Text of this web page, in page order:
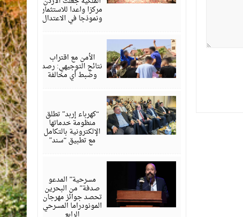
مركزا واعدا للاستثمار
ونموذجا في الاعتدال
الأمن مع اقتراب
نتائج التوجيهي: رصد
وضبط أي مخالفة
أغسطس
2026
“كهرباء إربد” تطلق
منظومة خدماتها
الإلكترونية بالتكامل
مع تطبيق “سند”
أغسطس
2026
مسرحية” المدعو
صدفة” من البحرين
تحصد جوائز مهرجان
المونودراما المسرحي
أغسطس
2026